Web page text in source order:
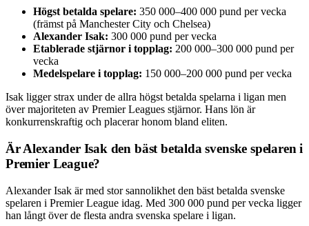
Högst betalda spelare: 350 000–400 000 pund per vecka
(främst på Manchester City och Chelsea)
Alexander Isak: 300 000 pund per vecka
Etablerade stjärnor i topplag: 200 000–300 000 pund per
vecka
Medelspelare i topplag: 150 000–200 000 pund per vecka
Isak ligger strax under de allra högst betalda spelarna i ligan men
över majoriteten av Premier Leagues stjärnor. Hans lön är
konkurrenskraftig och placerar honom bland eliten.
Är Alexander Isak den bäst betalda svenske spelaren i
Premier League?
Alexander Isak är med stor sannolikhet den bäst betalda svenske
spelaren i Premier League idag. Med 300 000 pund per vecka ligger
han långt över de flesta andra svenska spelare i ligan.